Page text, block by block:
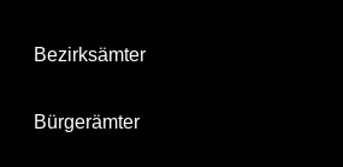
Bezirksämter
Bürgerämter